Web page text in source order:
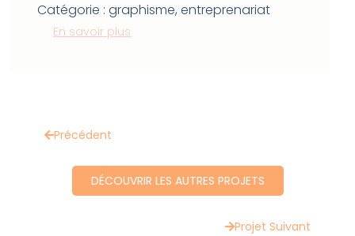
Catégorie : graphisme, entreprenariat
En savoir plus
Précédent
DÉCOUVRIR LES AUTRES PROJETS
Projet Suivant